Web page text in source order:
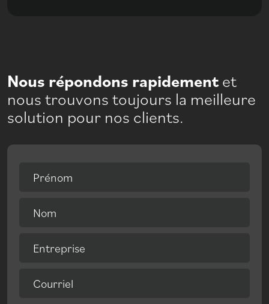
Nous répondons rapidementet
nous trouvons toujours la meilleure
solution pour nos clients.
Prénom
Nom
Entreprise
Courriel